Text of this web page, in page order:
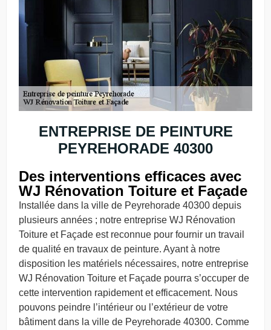
ENTREPRISE DE PEINTURE
PEYREHORADE 40300
Des interventions efficaces avec
WJ Rénovation Toiture et Façade
Installée dans la ville de Peyrehorade 40300 depuis
plusieurs années ; notre entreprise WJ Rénovation
Toiture et Façade est reconnue pour fournir un travail
de qualité en travaux de peinture. Ayant à notre
disposition les matériels nécessaires, notre entreprise
WJ Rénovation Toiture et Façade pourra s’occuper de
cette intervention rapidement et efficacement. Nous
pouvons peindre l’intérieur ou l’extérieur de votre
bâtiment dans la ville de Peyrehorade 40300. Comme